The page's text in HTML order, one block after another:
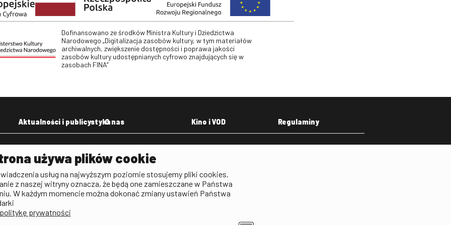
Dofinansowano ze środków Ministra Kultury i Dziedzictwa
Narodowego „Digitalizacja zasobów kultury, w tym materiałów
archiwalnych, zwiększenie dostępności i poprawa jakości
zasobów kultury udostępnianych cyfrowo znajdujących się w
zasobach FINA”
Aktualności i publicystyka
Aktualności
Publicystyka filmowa
O nas
Deklaracja dostępności
Polityka antykorupcyjna
Kino i VOD Regulaminy
używa plików cookie
usług na najwyższym poziomie stosujemy pliki cookies.
z naszej witryny oznacza, że będą one zamieszczane w Państwa
W każdym momencie można dokonać zmiany ustawień Państwa
prywatności